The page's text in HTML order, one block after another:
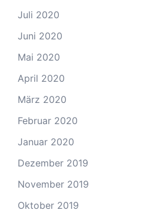
Juli 2020
Juni 2020
Mai 2020
April 2020
März 2020
Februar 2020
Januar 2020
Dezember 2019
November 2019
Oktober 2019